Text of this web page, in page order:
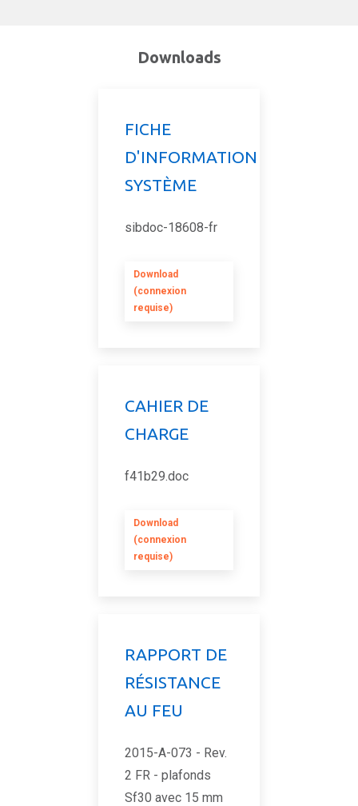
Downloads
FICHE
D'INFORMATION
SYSTÈME
sibdoc-18608-fr
Download
(connexion
requise)
CAHIER DE
CHARGE
f41b29.doc
Download
(connexion
requise)
RAPPORT DE
RÉSISTANCE
AU FEU
2015-A-073 - Rev.
2 FR - plafonds
Sf30 avec 15 mm